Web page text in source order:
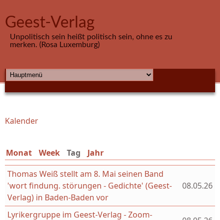
Geest-Verlag
Unpolitisch sein heißt politisch sein, ohne es zu
merken. (Rosa Luxemburg)
HAUPTMENÜ
Sie sind hier
Kalender
Monat Week Tag (aktiver Reiter)
Jahr
Thomas Weiß stellt am 8. Mai seinen Band
'wort findung. störungen - Gedichte' (Geest-
Verlag) in Baden-Baden vor
08.05.26
Lyrikergruppe im Geest-Verlag - Zoom-